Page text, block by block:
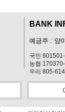
BANK
예금주 : 양
국민
농협
우리 805-